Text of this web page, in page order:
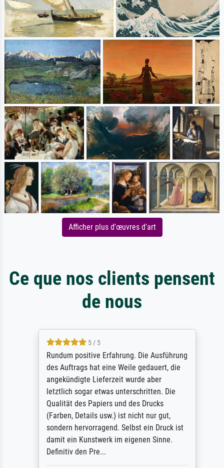
Afficher plus d'œuvres d'art
Ce que nos clients pensent
de nous
5 / 5
Rundum positive Erfahrung. Die Ausführung
des Auftrags hat eine Weile gedauert, die
angekündigte Lieferzeit wurde aber
letztlich sogar etwas unterschritten. Die
Qualität des Papiers und des Drucks
(Farben, Details usw.) ist nicht nur gut,
sondern hervorragend. Selbst ein Druck ist
damit ein Kunstwerk im eigenen Sinne.
Definitiv den Pre...